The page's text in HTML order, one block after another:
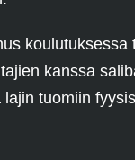
koulutuksessa
kanssa
lajin tuomiin